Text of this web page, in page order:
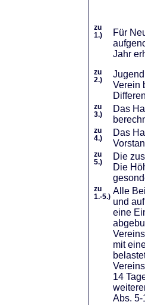
zu
1.)
Für
Jahr
zu
2.)
Verein
zu
3.)
Das
zu
4.)
Das
zu
5.)
Die
Die
zu
1.-5.)
Alle
und
eine
mit
14
Abs.